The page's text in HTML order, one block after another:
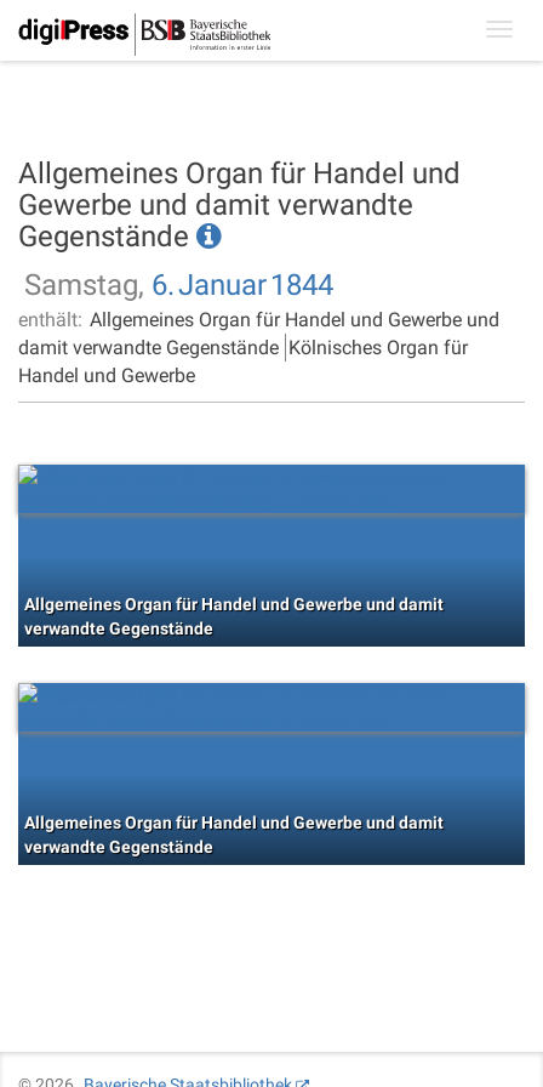
Allgemeines Organ für Handel und
Gewerbe und damit verwandte
Gegenstände
Samstag, 6.Januar1844
enthält: Allgemeines Organ für Handel und Gewerbe und
damit verwandte Gegenstände Kölnisches Organ für
Handel und Gewerbe
Allgemeines Organ für Handel und Gewerbe und damit
verwandte Gegenstände
Allgemeines Organ für Handel und Gewerbe und damit
verwandte Gegenstände